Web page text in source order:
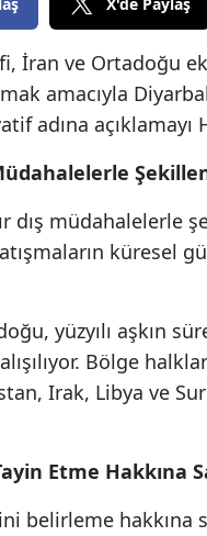
X'de Paylaş
İran ve Ortadoğu
amacıyla
adına açıklamayı
dış müdahalelerle
küresel
yüzyılı aşkın
Bölge
Irak, Libya ve
Etme Hakkına
belirleme